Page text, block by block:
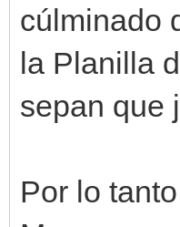
cúlminado
la Planilla
sepan que
Por lo